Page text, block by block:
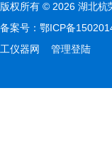
版权所有 © 2026 湖北
备案号： 鄂ICP备
工仪器网
管理登陆